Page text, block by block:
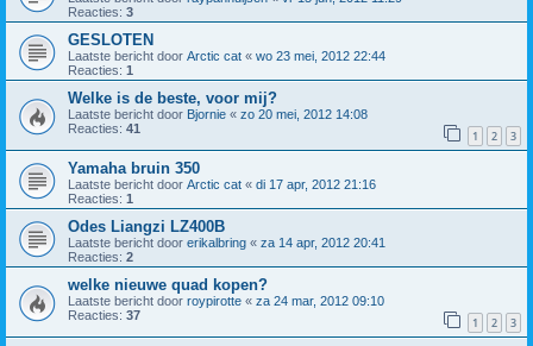
Reacties: 3
GESLOTEN
Laatste bericht door Arctic cat « wo 23 mei, 2012 22:44
Reacties: 1
Welke is de beste, voor mij?
Laatste bericht door Bjornie « zo 20 mei, 2012 14:08
Reacties: 41 1 2 3
Yamaha bruin 350
Laatste bericht door Arctic cat « di 17 apr, 2012 21:16
Reacties: 1
Odes Liangzi LZ400B
Laatste bericht door erikalbring « za 14 apr, 2012 20:41
Reacties: 2
welke nieuwe quad kopen?
Laatste bericht door roypirotte « za 24 mar, 2012 09:10
Reacties: 37 1 2 3